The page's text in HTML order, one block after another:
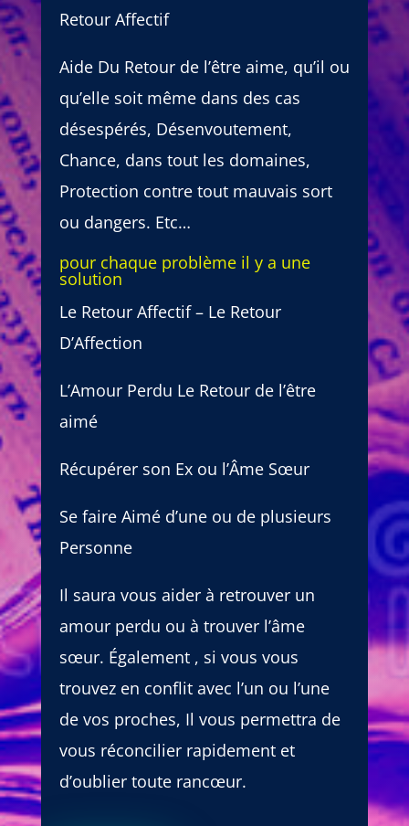
Retour Affectif
Aide Du Retour de l’être aime, qu’il ou
qu’elle soit même dans des cas
désespérés, Désenvoutement,
Chance, dans tout les domaines,
Protection contre tout mauvais sort
ou dangers. Etc…
pour chaque problème il y a une
solution
Le Retour Affectif – Le Retour
D’Affection
L’Amour Perdu Le Retour de l’être
aimé
Récupérer son Ex ou l’Âme Sœur
Se faire Aimé d’une ou de plusieurs
Personne
Il saura vous aider à retrouver un
amour perdu ou à trouver l’âme
sœur. Également , si vous vous
trouvez en conflit avec l’un ou l’une
de vos proches, Il vous permettra de
vous réconcilier rapidement et
d’oublier toute rancœur.